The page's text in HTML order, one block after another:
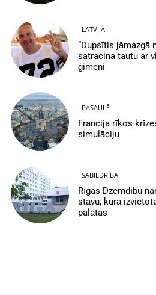
LATVIJA
“Dupsītis jāmazgā
satracina tautu ar
ģimeni
PASAULĒ
Francija rīkos
simulāciju
SABIEDRĪBA
Rīgas Dzemdību
stāvu, kurā
palātas